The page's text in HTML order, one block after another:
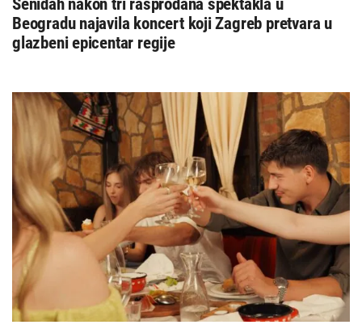
Senidah nakon tri rasprodana spektakla u
Beogradu najavila koncert koji Zagreb pretvara u
glazbeni epicentar regije